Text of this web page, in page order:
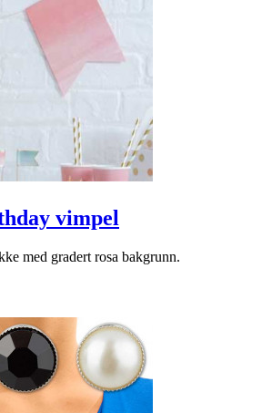
vimpel
med gradert rosa bakgrunn.